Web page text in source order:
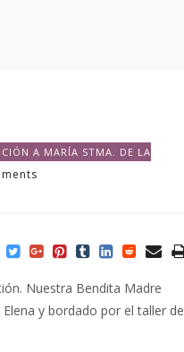
A MARÍA STMA. DE LA
Nuestra Bendita Madre
y bordado por el taller de